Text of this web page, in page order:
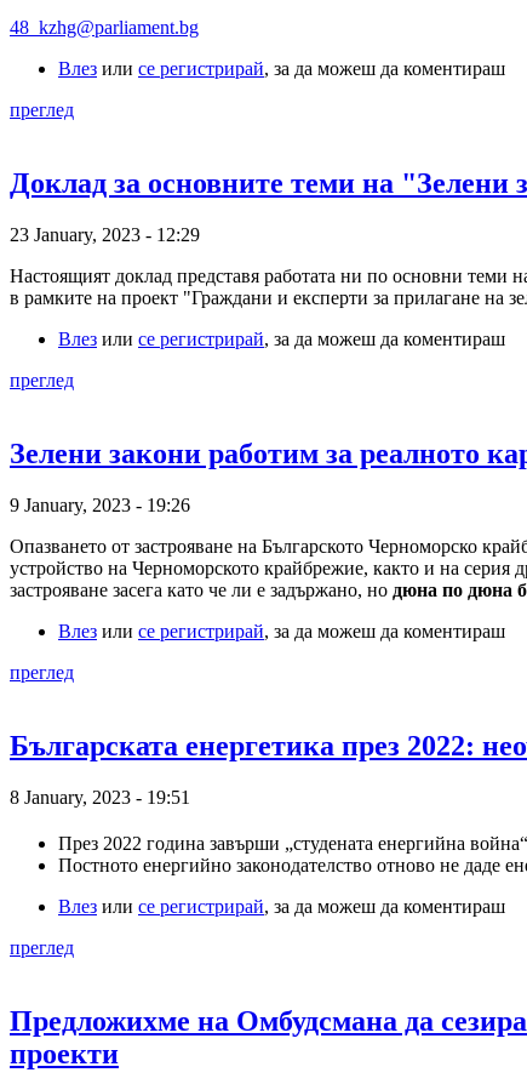
48_kzhg@parliament.bg
Влез или се регистрирай, за да можеш да коментираш
преглед
Доклад за основните теми на "Зелени
23 January, 2023 - 12:29
Настоящият доклад представя работата ни по основни теми
в рамките на проект "Граждани и експерти за прилагане на
Влез или се регистрирай, за да можеш да коментираш
преглед
Зелени закони работим за реалното
9 January, 2023 - 19:26
Опазването от застрояване на Българското Черноморско
устройство на Черноморското крайбрежие, както и на
застрояване засега като че ли е задържано, но дюна по дюна
Влез или се регистрирай, за да можеш да коментираш
преглед
Българската енергетика през 2022:
8 January, 2023 - 19:51
През 2022 година завърши „студената енергийна
Постното енергийно законодателство отново не даде
Влез или се регистрирай, за да можеш да коментираш
преглед
Предложихме на Омбудсмана да
проекти